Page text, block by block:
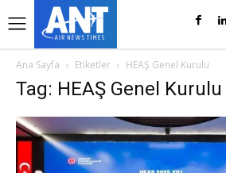
Ana Sayfa Etiketler HEAŞ Genel Kurulu
Tag: HEAŞ Genel Kurulu